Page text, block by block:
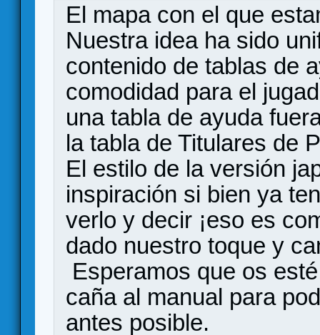
El mapa con el que
Nuestra idea ha sido
contenido de tablas de
comodidad para el
una tabla de ayuda
la tabla de Titulares de
El estilo de la versión
inspiración si bien ya
verlo y decir ¡eso es
dado nuestro toque y
Esperamos que os
caña al manual para
antes posible.